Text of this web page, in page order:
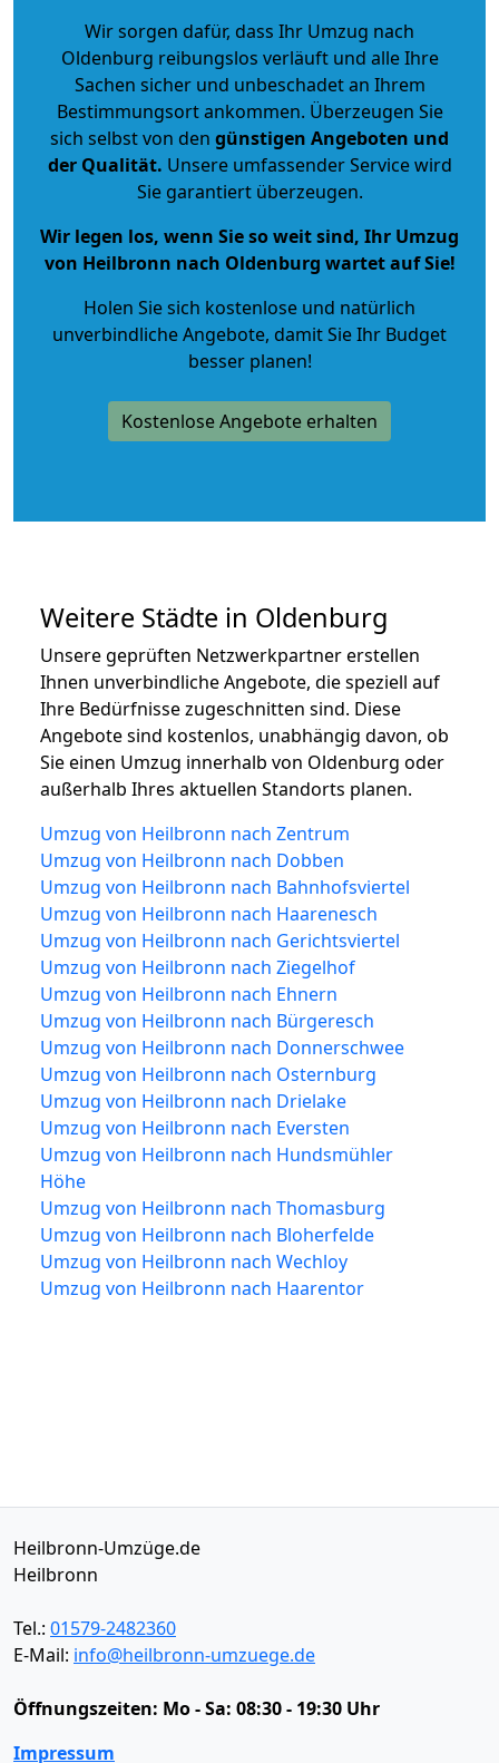
Wir sorgen dafür, dass Ihr Umzug nach
Oldenburg reibungslos verläuft und alle Ihre
Sachen sicher und unbeschadet an Ihrem
Bestimmungsort ankommen. Überzeugen Sie
sich selbst von den günstigen Angeboten und
der Qualität. Unsere umfassender Service wird
Sie garantiert überzeugen.
Wir legen los, wenn Sie so weit sind, Ihr Umzug
von Heilbronn nach Oldenburg wartet auf Sie!
Holen Sie sich kostenlose und natürlich
unverbindliche Angebote, damit Sie Ihr Budget
besser planen!
Kostenlose Angebote erhalten
Weitere Städte in Oldenburg
Unsere geprüften Netzwerkpartner erstellen
Ihnen unverbindliche Angebote, die speziell auf
Ihre Bedürfnisse zugeschnitten sind. Diese
Angebote sind kostenlos, unabhängig davon, ob
Sie einen Umzug innerhalb von Oldenburg oder
außerhalb Ihres aktuellen Standorts planen.
Umzug von Heilbronn nach Zentrum
Umzug von Heilbronn nach Dobben
Umzug von Heilbronn nach Bahnhofsviertel
Umzug von Heilbronn nach Haarenesch
Umzug von Heilbronn nach Gerichtsviertel
Umzug von Heilbronn nach Ziegelhof
Umzug von Heilbronn nach Ehnern
Umzug von Heilbronn nach Bürgeresch
Umzug von Heilbronn nach Donnerschwee
Umzug von Heilbronn nach Osternburg
Umzug von Heilbronn nach Drielake
Umzug von Heilbronn nach Eversten
Umzug von Heilbronn nach Hundsmühler
Höhe
Umzug von Heilbronn nach Thomasburg
Umzug von Heilbronn nach Bloherfelde
Umzug von Heilbronn nach Wechloy
Umzug von Heilbronn nach Haarentor
Heilbronn-Umzüge.de
Heilbronn
Tel.: 01579-2482360
E-Mail: info@heilbronn-umzuege.de
Öffnungszeiten: Mo - Sa: 08:30 - 19:30 Uhr
Impressum